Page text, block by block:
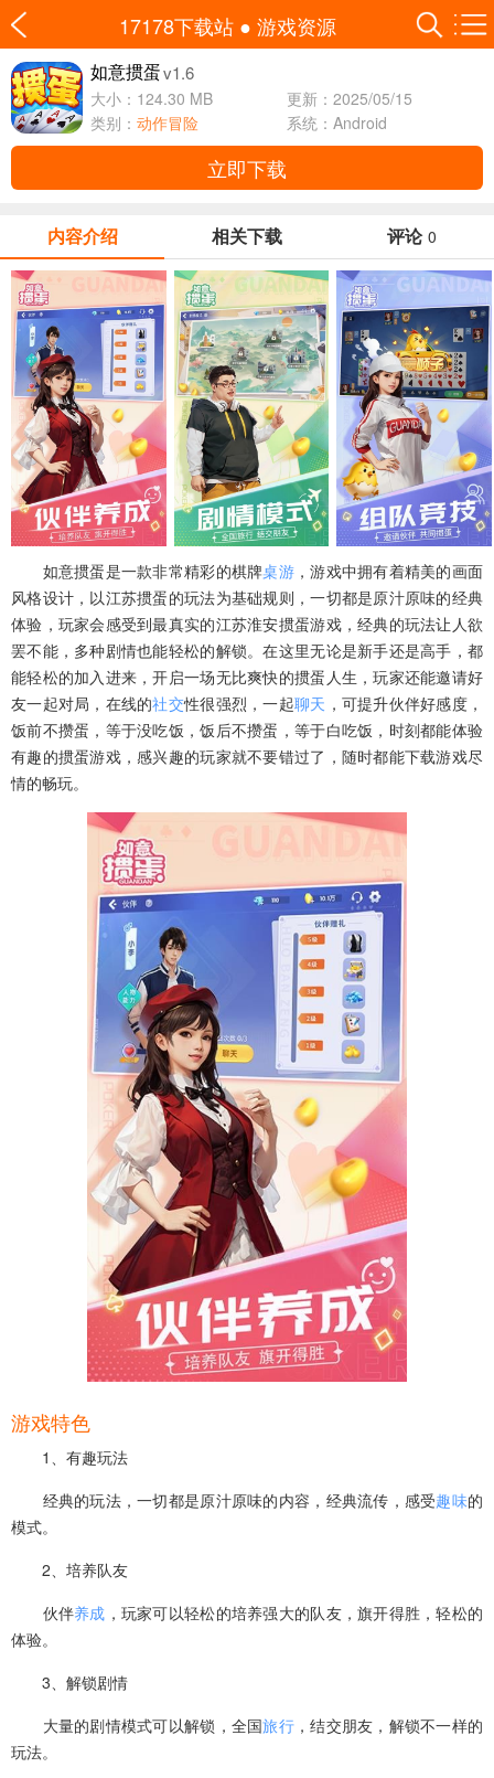
17178下载站 ● 游戏资源
如意掼蛋v1.6
大小：124.30 MB
更新：2025/05/15
类别： 动作冒险 系统：Android
立即下载
内容介绍 相关下载 评论 0
如意掼蛋是一款非常精彩的棋牌桌游，游戏中拥有着精美的画面
风格设计，以江苏掼蛋的玩法为基础规则，一切都是原汁原味的经典
体验，玩家会感受到最真实的江苏淮安掼蛋游戏，经典的玩法让人欲
罢不能，多种剧情也能轻松的解锁。在这里无论是新手还是高手，都
能轻松的加入进来，开启一场无比爽快的掼蛋人生，玩家还能邀请好
友一起对局，在线的社交性很强烈，一起聊天 ，可提升伙伴好感度，
饭前不攒蛋，等于没吃饭，饭后不攒蛋，等于白吃饭，时刻都能体验
有趣的掼蛋游戏，感兴趣的玩家就不要错过了，随时都能下载游戏尽
情的畅玩。
游戏特色
1、有趣玩法
经典的玩法，一切都是原汁原味的内容，经典流传，感受趣味的
模式。
2、培养队友
伙伴养成 ，玩家可以轻松的培养强大的队友，旗开得胜，轻松的
体验。
3、解锁剧情
大量的剧情模式可以解锁，全国旅行，结交朋友，解锁不一样的
玩法。